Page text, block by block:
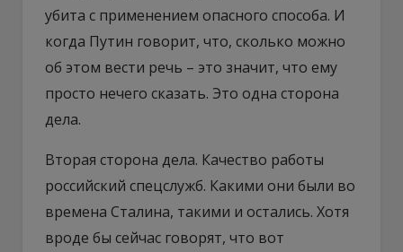
убита с применением опасного способа. И
когда Путин говорит, что, сколько можно
об этом вести речь – это значит, что ему
просто нечего сказать. Это одна сторона
дела.
Вторая сторона дела. Качество работы
российский спецслужб. Какими они были во
времена Сталина, такими и остались. Хотя
вроде бы сейчас говорят, что вот